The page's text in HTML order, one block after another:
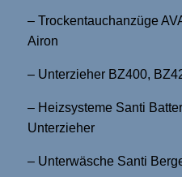
– Trockentauchanzüge
Airon
– Unterzieher BZ400,
– Heizsysteme Santi
Unterzieher
– Unterwäsche Santi